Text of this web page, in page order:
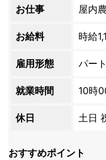
お仕事 屋内
お給料 時給
雇用形態 パート
就業時間 10時
休日 土日
おすすめポイント